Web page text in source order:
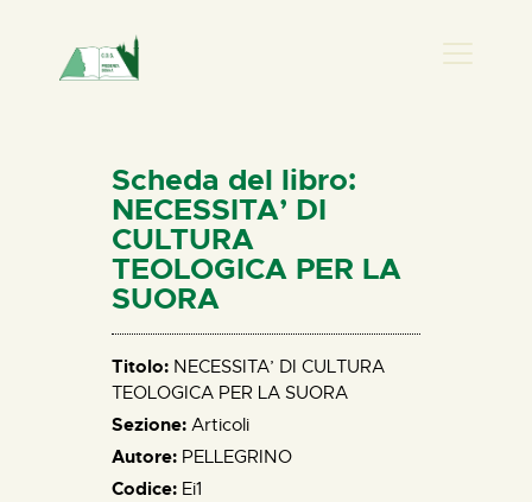
HOME
CHI SIAMO
NEWS
PERCORSI
BIBLIOTECA
ELISA SALERNO
CONTATTI
Scheda del libro:
NECESSITA’ DI
CULTURA
TEOLOGICA PER LA
SUORA
Titolo: NECESSITA’ DI CULTURA
TEOLOGICA PER LA SUORA
Sezione: Articoli
Autore: PELLEGRINO
Codice: Ei1